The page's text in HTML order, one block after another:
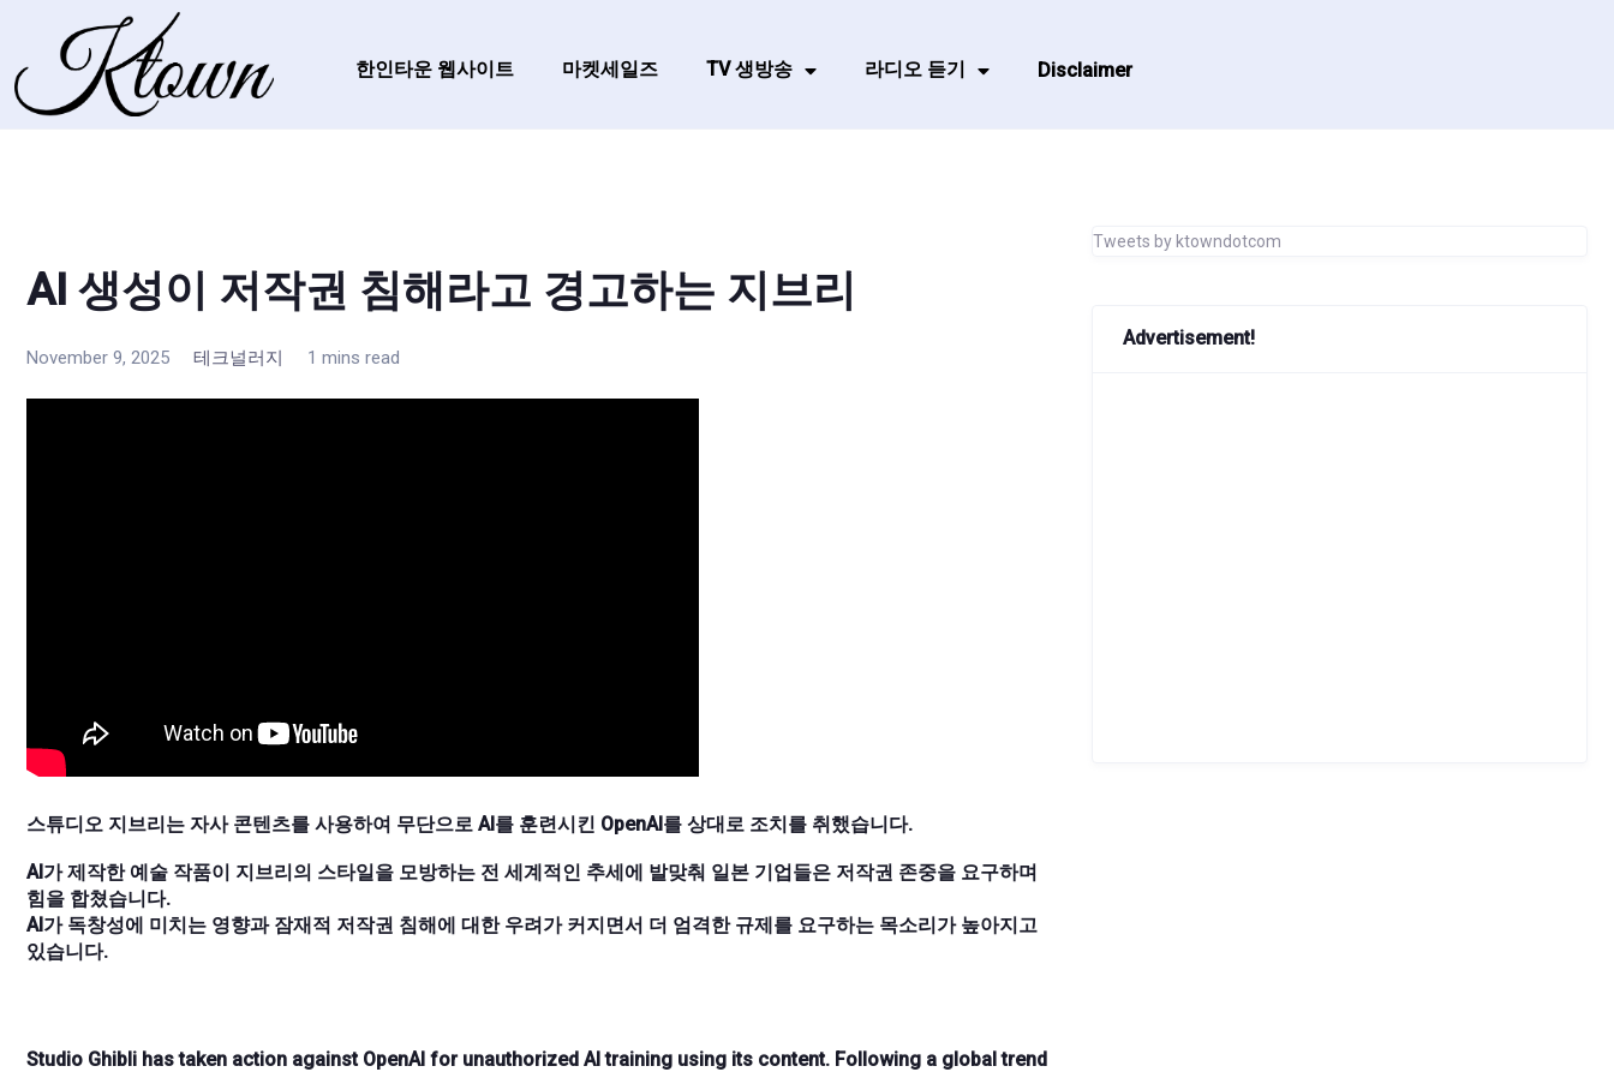
한인타운 웹사이트 마켓세일즈 TV 생방송 라디오 듣기 Disclaimer
AI 생성이 저작권 침해라고 경고하는 지브리
November 9, 2025 테크널러지 1 mins read
스튜디오 지브리는 자사 콘텐츠를 사용하여 무단으로 AI를 훈련시킨 OpenAI를 상대로 조치를 취했습니다.
AI가 제작한 예술 작품이 지브리의 스타일을 모방하는 전 세계적인 추세에 발맞춰 일본 기업들은 저작권 존중을 요구하며
힘을 합쳤습니다.
AI가 독창성에 미치는 영향과 잠재적 저작권 침해에 대한 우려가 커지면서 더 엄격한 규제를 요구하는 목소리가 높아지고
있습니다.
Studio Ghibli has taken action against OpenAI for unauthorized AI training using its content. Following a global trend
Tweets by ktowndotcom
Advertisement!